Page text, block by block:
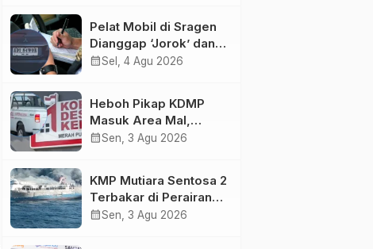
Pelat Mobil di Sragen
Dianggap ‘Jorok’ dan
Tak Sesuai Standar,
calendar_monthSel, 4 Agu 2026
Heboh Pikap KDMP
Masuk Area Mal,
Pemkot Solo Bantah
calendar_monthSen, 3 Agu 2026
KMP Mutiara Sentosa 2
Terbakar di Perairan
Sumenep: Penumpang
calendar_monthSen, 3 Agu 2026